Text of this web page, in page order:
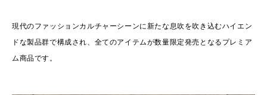
現代のファッションカルチャーシーンに新たな息吹を吹き込むハイエン
ドな製品群で構成され、全てのアイテムが数量限定発売となるプレミア
ム商品です。